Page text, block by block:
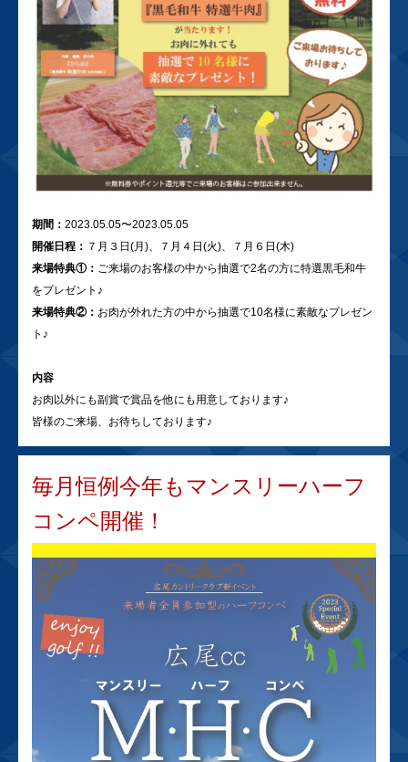
期間： 2023.05.05〜2023.05.05
開催日程： ７月３日(月)、７月４日(火)、７月６日(木)
来場特典①： ご来場のお客様の中から抽選で2名の方に特選黒毛和牛
をプレゼント♪
来場特典②： お肉が外れた方の中から抽選で10名様に素敵なプレゼン
ト♪
内容
お肉以外にも副賞で賞品を他にも用意しております♪
皆様のご来場、お待ちしております♪
毎月恒例今年もマンスリーハーフ
コンペ開催！